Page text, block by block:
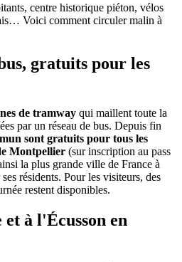
centre historique piéton, vélos
Voici comment circuler malin à
gratuits pour les
de tramway qui maillent toute la
par un réseau de bus. Depuis fin
sont gratuits pour tous les
Montpellier (sur inscription au pass
la plus grande ville de France à
résidents. Pour les visiteurs, des
restent disponibles.
à l'Écusson en